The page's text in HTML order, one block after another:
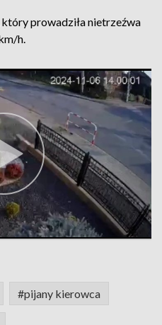
prowadziła nietrzeźwa
h.
#pijany kierowca